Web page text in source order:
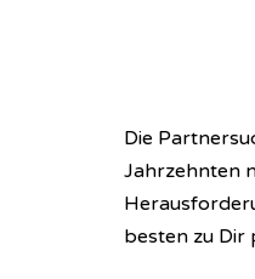
Die
Jahrzehnten
besten zu Dir